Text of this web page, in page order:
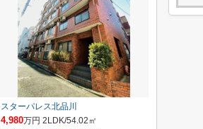
スターパレス北品川
4,980万円 2LDK/54.02㎡